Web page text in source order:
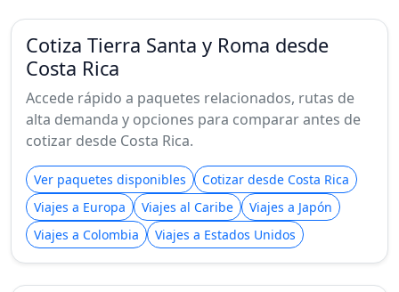
Cotiza Tierra Santa y Roma desde
Costa Rica
Accede rápido a paquetes relacionados, rutas de
alta demanda y opciones para comparar antes de
cotizar desde Costa Rica.
Ver paquetes disponibles
Cotizar desde Costa Rica
Viajes a Europa
Viajes al Caribe
Viajes a Japón
Viajes a Colombia
Viajes a Estados Unidos